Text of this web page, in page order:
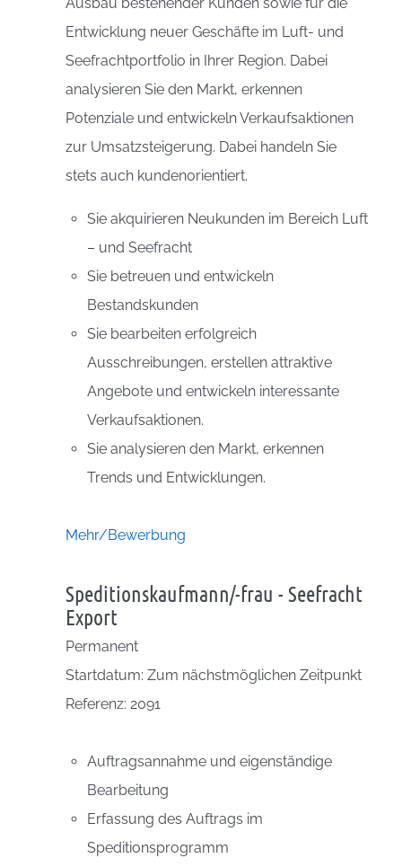
Entwicklung neuer Geschäfte im Luft- und
Seefrachtportfolio in Ihrer Region. Dabei
analysieren Sie den Markt, erkennen
Potenziale und entwickeln Verkaufsaktionen
zur Umsatzsteigerung. Dabei handeln Sie
stets auch kundenorientiert.
Sie akquirieren Neukunden im Bereich Luft
– und Seefracht
Sie betreuen und entwickeln
Bestandskunden
Sie bearbeiten erfolgreich
Ausschreibungen, erstellen attraktive
Angebote und entwickeln interessante
Verkaufsaktionen.
Sie analysieren den Markt, erkennen
Trends und Entwicklungen.
Mehr/Bewerbung
Speditionskaufmann/-frau - Seefracht
Export
Permanent
Startdatum: Zum nächstmöglichen Zeitpunkt
Referenz: 2091
Auftragsannahme und eigenständige
Bearbeitung
Erfassung des Auftrags im
Speditionsprogramm